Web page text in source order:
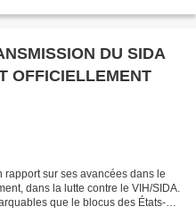
DU SIDA
OFFICIELLEMENT
sur ses avancées dans le
dans la lutte contre le VIH/SIDA.
que le blocus des États-